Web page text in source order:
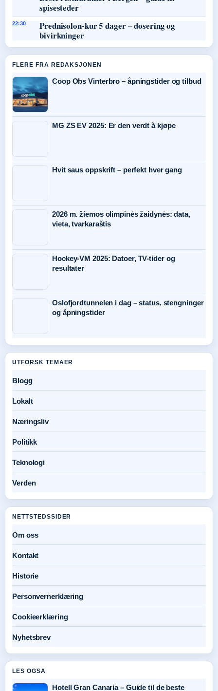
spisesteder
22:30
Prednisolon-kur 5 dager – dosering og
bivirkninger
FLERE FRA REDAKSJONEN
Coop Obs Vinterbro – åpningstider og tilbud
MG ZS EV 2025: Er den verdt å kjøpe
Hvit saus oppskrift – perfekt hver gang
2026 m. žiemos olimpinės žaidynės: data,
vieta, tvarkaraštis
Hockey-VM 2025: Datoer, TV-tider og
resultater
Oslofjordtunnelen i dag – status, stengninger
og åpningstider
UTFORSK TEMAER
Blogg
Lokalt
Næringsliv
Politikk
Teknologi
Verden
NETTSTEDSSIDER
Om oss
Kontakt
Historie
Personvernerklæring
Cookieerklæring
Nyhetsbrev
LES OGSA
Hotell Gran Canaria – Guide til de beste